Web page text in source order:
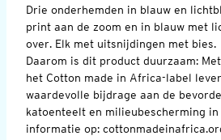
Drie onderhemden in blauw en
print aan de zoom en in blauw met
over. Elk met uitsnijdingen met bies.
Daarom is dit product duurzaam:
het Cotton made in Africa-label
waardevolle bijdrage aan de
katoenteelt en milieubescherming
informatie op: